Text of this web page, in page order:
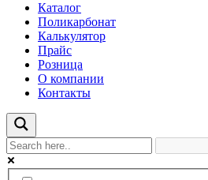
Каталог
Поликарбонат
Калькулятор
Прайс
Розница
О компании
Контакты